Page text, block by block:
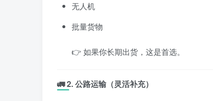
无人机
批量货物
👉 如果你长期出货，这是首选。
🚛 2. 公路运输（灵活补充）